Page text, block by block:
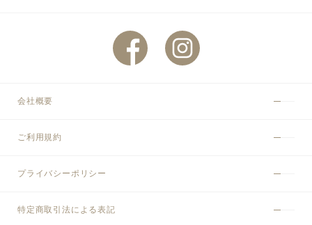
会社概要
ご利用規約
プライバシーポリシー
特定商取引法による表記